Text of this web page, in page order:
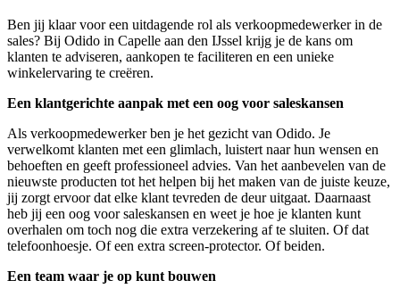
Ben jij klaar voor een uitdagende rol als verkoopmedewerker in de
sales? Bij Odido in Capelle aan den IJssel krijg je de kans om
klanten te adviseren, aankopen te faciliteren en een unieke
winkelervaring te creëren.
Een klantgerichte aanpak met een oog voor saleskansen
Als verkoopmedewerker ben je het gezicht van Odido. Je
verwelkomt klanten met een glimlach, luistert naar hun wensen en
behoeften en geeft professioneel advies. Van het aanbevelen van de
nieuwste producten tot het helpen bij het maken van de juiste keuze,
jij zorgt ervoor dat elke klant tevreden de deur uitgaat. Daarnaast
heb jij een oog voor saleskansen en weet je hoe je klanten kunt
overhalen om toch nog die extra verzekering af te sluiten. Of dat
telefoonhoesje. Of een extra screen-protector. Of beiden.
Een team waar je op kunt bouwen